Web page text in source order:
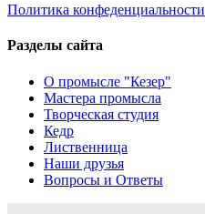
Политика конфеденциальности
Разделы сайта
О промысле "Кезер"
Мастера промысла
Творческая студия
Кедр
Лиственница
Наши друзья
Вопросы и Ответы